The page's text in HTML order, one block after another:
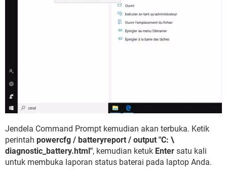
Jendela Command Prompt kemudian akan terbuka. Ketik
perintah powercfg / batteryreport / output "C: \
diagnostic_battery.html", kemudian ketuk Enter satu kali
untuk membuka laporan status baterai pada laptop Anda.